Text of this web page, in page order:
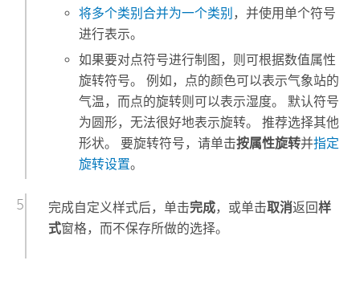
将多个类别合并为一个类别 ，并使用单个符号
进行表示。
如果要对点符号进行制图，则可根据数值属性
旋转符号。 例如，点的颜色可以表示气象站的
气温，而点的旋转则可以表示湿度。 默认符号
为圆形，无法很好地表示旋转。 推荐选择其他
形状。 要旋转符号，请单击按属性旋转并指定
旋转设置。
完成自定义样式后，单击完成，或单击取消返回样
式窗格，而不保存所做的选择。